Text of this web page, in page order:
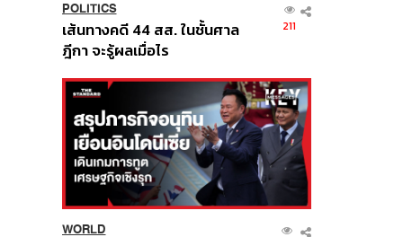
POLITICS
เส้นทางคดี 44 สส. ในชั้นศาล
ฎีกา จะรู้ผลเมื่อไร
211
WORLD